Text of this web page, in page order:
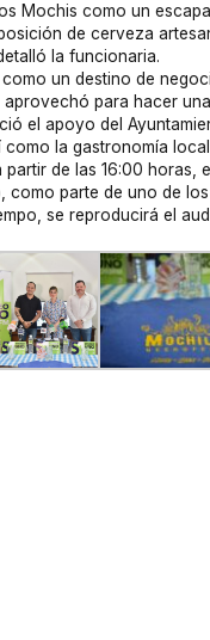
Mochis como un
de cerveza
la funcionaria.
un destino de
para hacer
el apoyo del
la gastronomía
de las 16:00 horas,
parte de uno de
se reproducirá el